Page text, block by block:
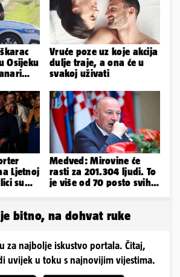
Osijeku
Vruće poze uz koje akcija
dulje traje, a ona će u
svakoj uživati
Ljetnoj
su
Medved: Mirovine će
rasti za 201.304 ljudi. To
je više od 70 posto svih
bitno, na dohvat ruke
za najbolje iskustvo portala. Čitaj,
uvijek u toku s najnovijim vijestima.